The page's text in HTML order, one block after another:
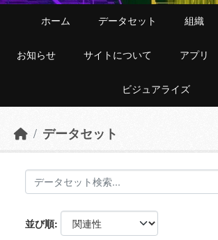
ホーム データセット 組織
お知らせ サイトについて アプリ
ビジュアライズ
データセット
並び順